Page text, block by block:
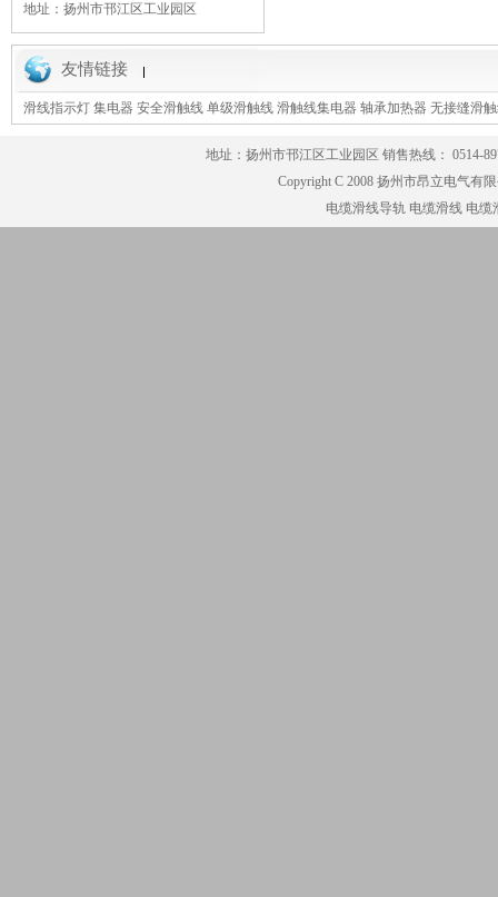
地址： 扬州市邗江区工业园区
友情链接
滑线指示灯 集电器 安全滑触线 单级滑触线 滑触线集电器 轴承加热器 无接缝滑
地址：扬州市邗江区工业园区 销售热线： 0514-
Copyright C 2008 扬州市昂立电气有
电缆滑线导轨 电缆滑线 电缆